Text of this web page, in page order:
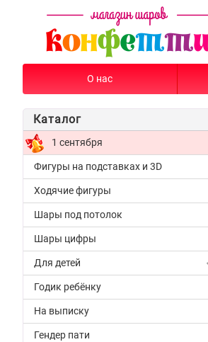
О нас
Каталог
1 сентября
Фигуры на подставках и 3D
Ходячие фигуры
Шары под потолок
Шары цифры
Для детей
Годик ребёнку
На выписку
Гендер пати